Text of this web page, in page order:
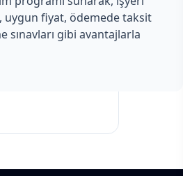
uygun fiyat, ödemede taksit
sınavları gibi avantajlarla